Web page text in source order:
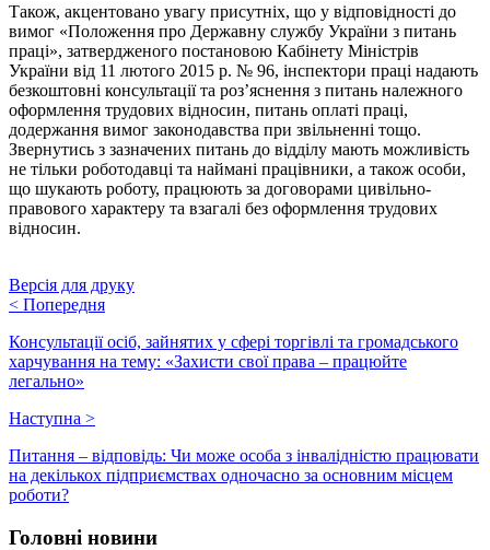
Також, акцентовано увагу присутніх, що у відповідності до
вимог «Положення про Державну службу України з питань
праці», затвердженого постановою Кабінету Міністрів
України від 11 лютого 2015 р. № 96, інспектори праці надають
безкоштовні консультації та роз’яснення з питань належного
оформлення трудових відносин, питань оплаті праці,
додержання вимог законодавства при звільненні тощо.
Звернутись з зазначених питань до відділу мають можливість
не тільки роботодавці та наймані працівники, а також особи,
що шукають роботу, працюють за договорами цивільно-
правового характеру та взагалі без оформлення трудових
відносин.
Версія для друку
< Попередня
Консультації осіб, зайнятих у сфері торгівлі та громадського
харчування на тему: «Захисти свої права – працюйте
легально»
Наступна >
Питання – відповідь: Чи може особа з інвалідністю працювати
на декількох підприємствах одночасно за основним місцем
роботи?
Головні новини